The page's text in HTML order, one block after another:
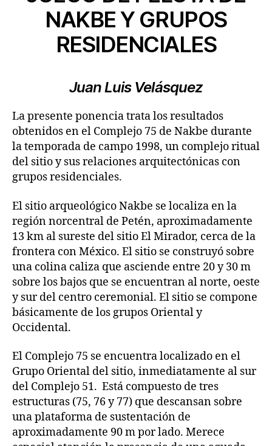
NAKBE Y GRUPOS
RESIDENCIALES
Juan Luis Velásquez
La presente ponencia trata los resultados
obtenidos en el Complejo 75 de Nakbe durante
la temporada de campo 1998, un complejo ritual
del sitio y sus relaciones arquitectónicas con
grupos residenciales.
El sitio arqueológico Nakbe se localiza en la
región norcentral de Petén, aproximadamente
13 km al sureste del sitio El Mirador, cerca de la
frontera con México. El sitio se construyó sobre
una colina caliza que asciende entre 20 y 30 m
sobre los bajos que se encuentran al norte, oeste
y sur del centro ceremonial. El sitio se compone
básicamente de los grupos Oriental y
Occidental.
El Complejo 75 se encuentra localizado en el
Grupo Oriental del sitio, inmediatamente al sur
del Complejo 51. Está compuesto de tres
estructuras (75, 76 y 77) que descansan sobre
una plataforma de sustentación de
aproximadamente 90 m por lado. Merece